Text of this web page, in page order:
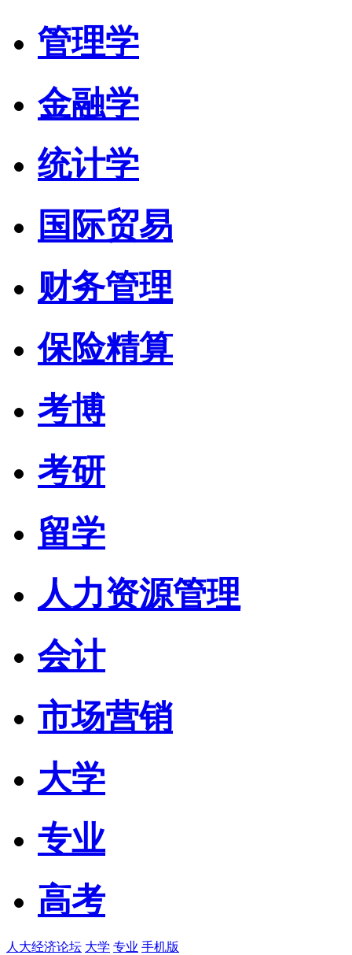
管理学
金融学
统计学
国际贸易
财务管理
保险精算
考博
考研
留学
人力资源管理
会计
市场营销
大学
专业
高考
人大经济论坛 大学 专业 手机版